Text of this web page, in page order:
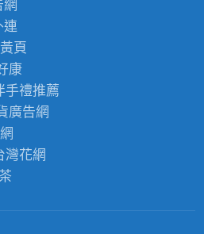
網
連
頁
康
手禮推薦
廣告網
網
灣花網